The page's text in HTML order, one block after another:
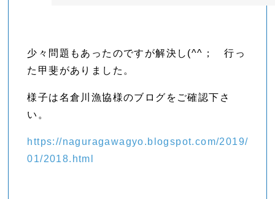
少々問題もあったのですが解決し(^^； 行っ
た甲斐がありました。
様子は名倉川漁協様のブログをご確認下さ
い。
https://naguragawagyo.blogspot.com/2019/
01/2018.html